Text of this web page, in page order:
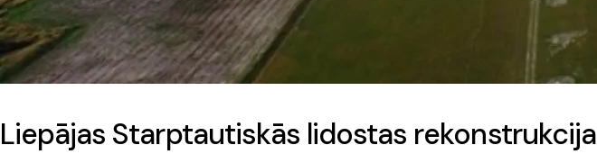
Liepājas Starptautiskās lidostas rekonstrukcija